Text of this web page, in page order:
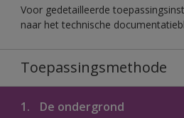
Voor gedetailleerde
naar het technische
Toepassingsmethode
1. De ondergrond